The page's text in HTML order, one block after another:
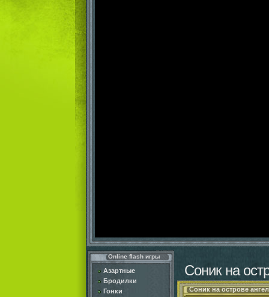
Online flash игры
Азартные
Бродилки
Гонки
Соник на
Соник на острове